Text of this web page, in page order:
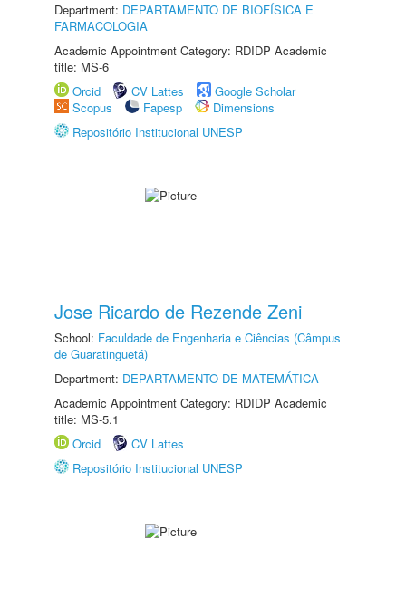
Department: DEPARTAMENTO DE BIOFÍSICA E
FARMACOLOGIA
Academic Appointment Category: RDIDP Academic
title: MS-6
Orcid
CV Lattes
Google Scholar
Scopus
Fapesp
Dimensions
Repositório Institucional UNESP
Jose Ricardo de Rezende Zeni
School: Faculdade de Engenharia e Ciências (Câmpus
de Guaratinguetá)
Department: DEPARTAMENTO DE MATEMÁTICA
Academic Appointment Category: RDIDP Academic
title: MS-5.1
Orcid
CV Lattes
Repositório Institucional UNESP